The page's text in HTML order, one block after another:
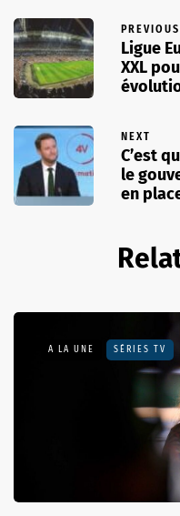
PREVIOUS
Ligue
XXL
NEXT
C’est
le
en
A LA UNE SÉRIES TV